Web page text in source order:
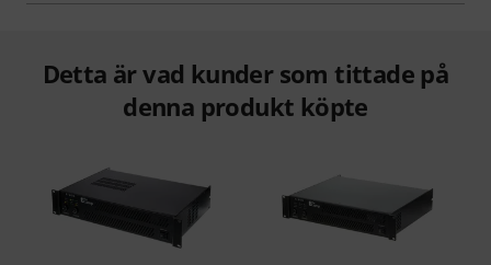
Detta är vad kunder som tittade på
denna produkt köpte